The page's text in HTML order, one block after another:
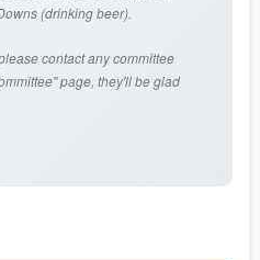
(drinking beer).
contact any committee
page, they'll be glad